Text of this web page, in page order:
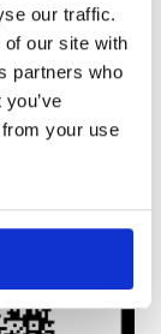
our traffic.
our site with
partners who
your use